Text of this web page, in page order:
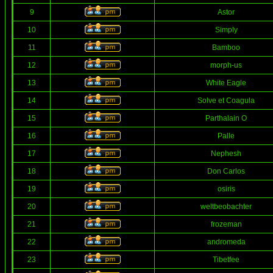
9 Astor
10 Simply
11 Bamboo
12 morph-us
13 White Eagle
14 Solve et Coagula
15 Parthalain O
16 Palle
17 Nephesh
18 Don Carlos
19 osiris
20 weltbeobachter
21 frozeman
22 andromeda
23 Tibetfee